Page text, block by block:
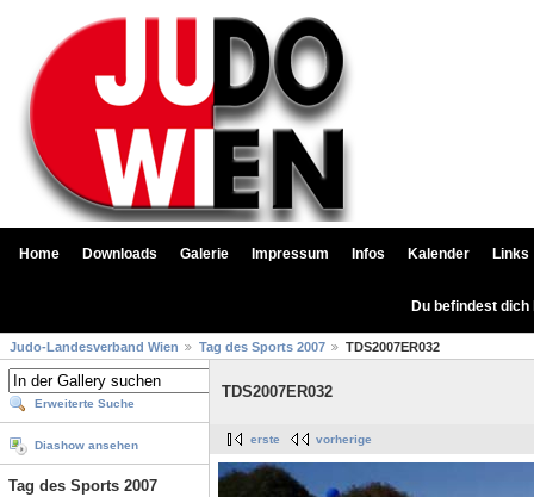
Home Downloads Galerie Impressum Infos Kalender Links
Du befindest
Judo-Landesverband Wien Tag des Sports 2007 TDS2007ER032
Erweiterte Suche
Diashow ansehen
Tag des Sports 2007
TDS2007ER032
erste vorherige